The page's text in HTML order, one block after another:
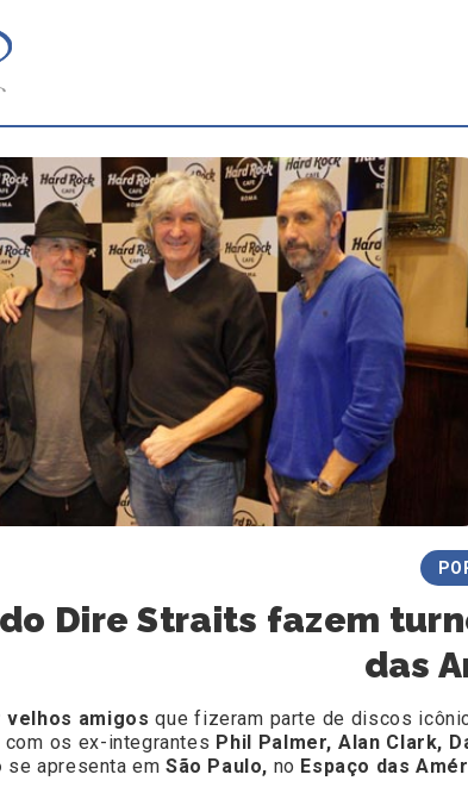
Dire Straits fazem
das
velhos amigos que fizeram parte de discos
com os ex-integrantes Phil Palmer, Alan Clark,
se apresenta emSão Paulo, no Espaço das